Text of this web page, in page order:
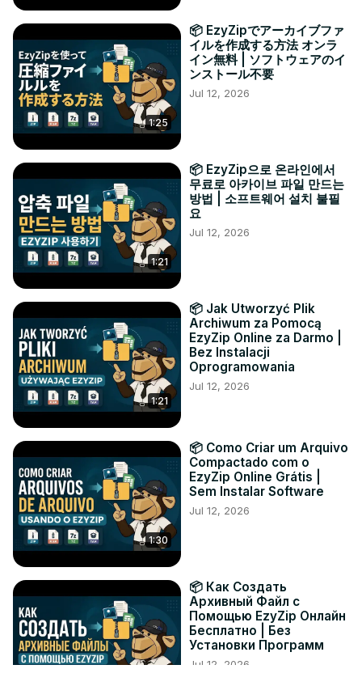
1:25
📦 EzyZipでアーカイブファ
イルを作成する方法 オンラ
イン無料 | ソフトウェアのイ
ンストール不要
Jul 12, 2026
1:21
📦 EzyZip으로 온라인에서
무료로 아카이브 파일 만드는
방법 | 소프트웨어 설치 불필
요
Jul 12, 2026
1:21
📦 Jak Utworzyć Plik
Archiwum za Pomocą
EzyZip Online za Darmo |
Bez Instalacji
Oprogramowania
Jul 12, 2026
1:30
📦 Como Criar um Arquivo
Compactado com o
EzyZip Online Grátis |
Sem Instalar Software
Jul 12, 2026
📦 Как Создать
Архивный Файл с
Помощью EzyZip Онлайн
Бесплатно | Без
Установки Программ
Jul 12, 2026